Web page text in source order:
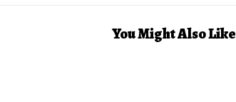
You Might Also Like